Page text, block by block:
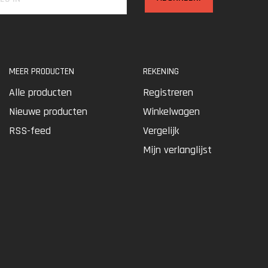
MEER PRODUCTEN
Alle producten
Nieuwe producten
RSS-feed
REKENING
Registreren
Winkelwagen
Vergelijk
Mijn verlanglijst